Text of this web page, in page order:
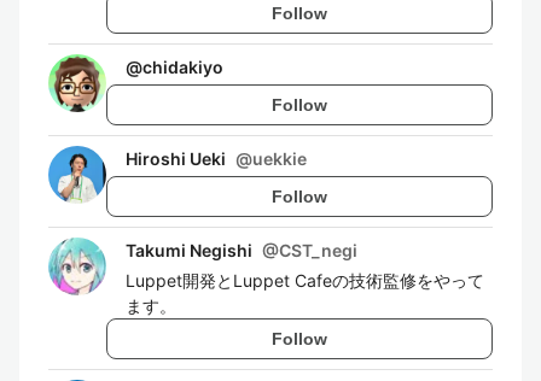
Follow
@chidakiyo
Follow
Hiroshi Ueki @uekkie
Follow
Takumi Negishi @CST_negi
Luppet開発とLuppet Cafeの技術監修をやって
ます。
Follow